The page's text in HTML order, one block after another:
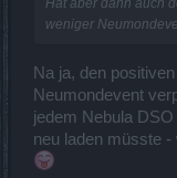
Hat aber dann auch
weniger
Na ja, den
Neumondevent
jedem Nebula
neu laden müsste